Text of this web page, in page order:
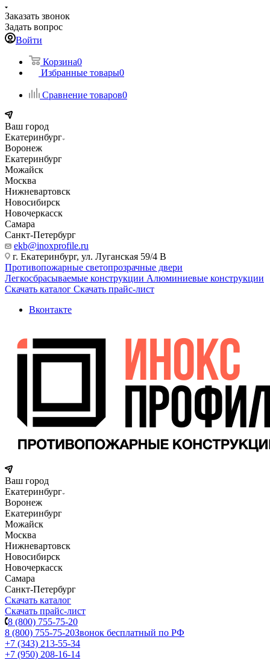
Заказать звонок
Задать вопрос
Войти
Корзина0
Избранные товары0
Сравнение товаров0
Ваш город
Екатеринбург
Воронеж
Екатеринбург
Можайск
Москва
Нижневартовск
Новосибирск
Новочеркасск
Самара
Санкт-Петербург
ekb@inoxprofile.ru
г. Екатеринбург, ул. Луганская 59/4 В
Противопожарные светопрозрачные двери
Легкосбрасываемые конструкции Алюминиевые конструкции
Скачать каталог Скачать прайс-лист
Вконтакте
Ваш город
Екатеринбург
Воронеж
Екатеринбург
Можайск
Москва
Нижневартовск
Новосибирск
Новочеркасск
Самара
Санкт-Петербург
Скачать каталог
Скачать прайс-лист
8 (800) 755-75-20
8 (800) 755-75-20Звонок бесплатный по РФ
+7 (343) 213-55-34
+7 (950) 208-16-14